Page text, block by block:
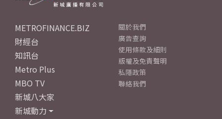
METROFINANCE.BIZ
財經台
知訊台
Metro Plus
MBO TV
新城八大家
新城動力
關於我們
廣告查詢
使用條款及細則
版權及免責聲明
私隱政策
聯絡我們